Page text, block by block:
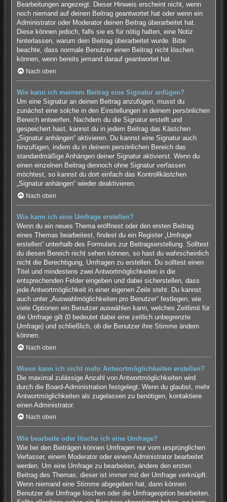
Bearbeitungen angezeigt. Dieser Hinweis erscheint nicht, wenn
noch niemand auf deinen Beitrag geantwortet hat oder wenn ein
Administrator oder Moderator deinen Beitrag überarbeitet hat.
Diese können jedoch, falls sie es für nötig halten, eine Notiz
hinterlassen, warum dein Beitrag überarbeitet wurde. Bitte
beachte, dass normale Benutzer einen Beitrag nicht löschen
können, wenn bereits jemand darauf geantwortet hat.
Nach oben
Wie kann ich meinem Beitrag eine Signatur anfügen?
Um eine Signatur an deinen Beitrag anzufügen, musst du
zunächst eine solche in den Einstellungen in deinem persönlichen
Bereich entwerfen. Nachdem du die Signatur erstellt und
gespeichert hast, kannst du in jedem Beitrag das Kästchen
„Signatur anhängen“ aktivieren. Du kannst eine Signatur auch
hinzufügen, indem du in deinem persönlichen Bereich das
standardmäßige Anhängen deiner Signatur aktivierst. Wenn du
einen einzelnen Beitrag dennoch ohne Signatur verfassen
möchtest, so kannst du dort einfach das Kontrollkästchen
„Signatur anhängen“ wieder deaktivieren.
Nach oben
Wie kann ich eine Umfrage erstellen?
Wenn du ein neues Thema eröffnest oder den ersten Beitrag
eines Themas bearbeitest, findest du ein Register „Umfrage
erstellen“ unterhalb des Formulars zur Beitragserstellung. Solltest
du diesen Bereich nicht sehen können, so hast du wahrscheinlich
nicht die Berechtigung, Umfragen zu erstellen. Du solltest einen
Titel und mindestens zwei Antwortmöglichkeiten in die
entsprechenden Felder eingeben und dabei sicherstellen, dass
jede Antwortmöglichkeit in einer eigenen Zeile steht. Du kannst
auch unter „Auswahlmöglichkeiten pro Benutzer“ festlegen, wie
viele Optionen ein Benutzer auswählen kann, welches Zeitlimit für
die Umfrage gilt (0 bedeutet dabei eine zeitlich unbegrenzte
Umfrage) und schließlich, ob die Benutzer ihre Stimme ändern
können.
Nach oben
Wieso kann ich nicht mehr Antwortmöglichkeiten erstellen?
Die maximal zulässige Anzahl von Antwortmöglichkeiten wird
durch die Board-Administration festgelegt. Wenn du glaubst, mehr
Antwortmöglichkeiten als zugelassen zu benötigen, kontaktiere
einen Administrator.
Nach oben
Wie bearbeite oder lösche ich eine Umfrage?
Wie bei den Beiträgen können Umfragen nur vom ursprünglichen
Verfasser, einem Moderator oder einem Administrator bearbeitet
werden. Um eine Umfrage zu bearbeiten, ändere den ersten
Beitrag des Themas; dieser ist immer mit der Umfrage verknüpft.
Wenn niemand eine Stimme abgegeben hat, dann können
Benutzer die Umfrage löschen oder die Umfrageoption bearbeiten.